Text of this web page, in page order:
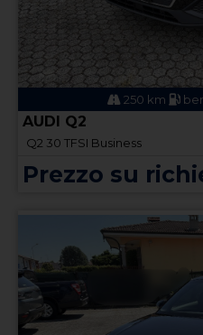
250 km
AUDI Q2
Q2 30 TFSI Business
Prezzo su